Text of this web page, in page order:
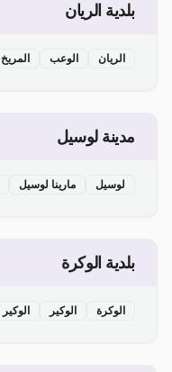
بلدية الريان
الريان الوعب المريخ
مدينة لوسيل
لوسيل مارينا لوسيل
بلدية الوكرة
الوكرة الوكير الوكير